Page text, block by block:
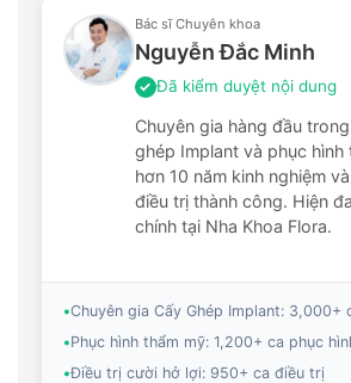
Bác sĩ Chuyên khoa
Nguyễn Đắc Minh
✓ Đã kiểm duyệt nội dung
Chuyên gia hàng đầu
ghép Implant và phục hình
hơn 10 năm kinh nghiệm
điều trị thành công. Hiện
chính tại Nha Khoa Flora.
•Chuyên gia Cấy Ghép Implant: 3,000+
•Phục hình thẩm mỹ: 1,200+ ca phục
•Điều trị cười hở lợi: 950+ ca điều trị